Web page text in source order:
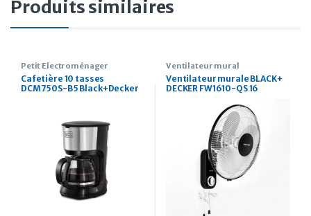
Produits similaires
Petit Électroménager
Cafetière 10 tasses
DCM750S-B5 Black+Decker
Ventilateur mural
Ventilateur murale BLACK+
DECKER FW1610-QS 16